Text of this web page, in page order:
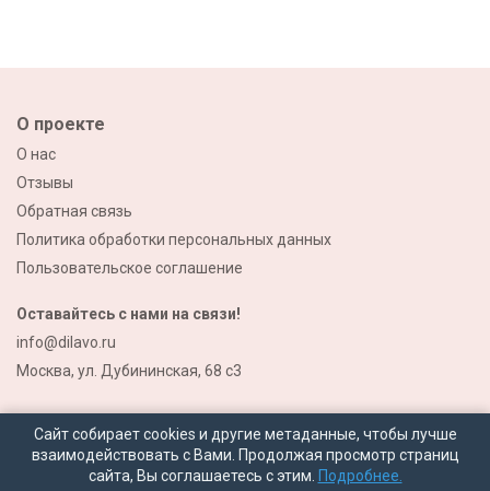
© 2026 Все права защищены
О проекте
О нас
Отзывы
Обратная связь
Политика обработки персональных данных
Пользовательское соглашение
Оставайтесь с нами на связи!
info@dilavo.ru
Москва, ул. Дубининская, 68 с3
Сайт собирает cookies и другие метаданные, чтобы лучше
взаимодействовать с Вами. Продолжая просмотр страниц
сайта, Вы соглашаетесь с этим. Подробнее.